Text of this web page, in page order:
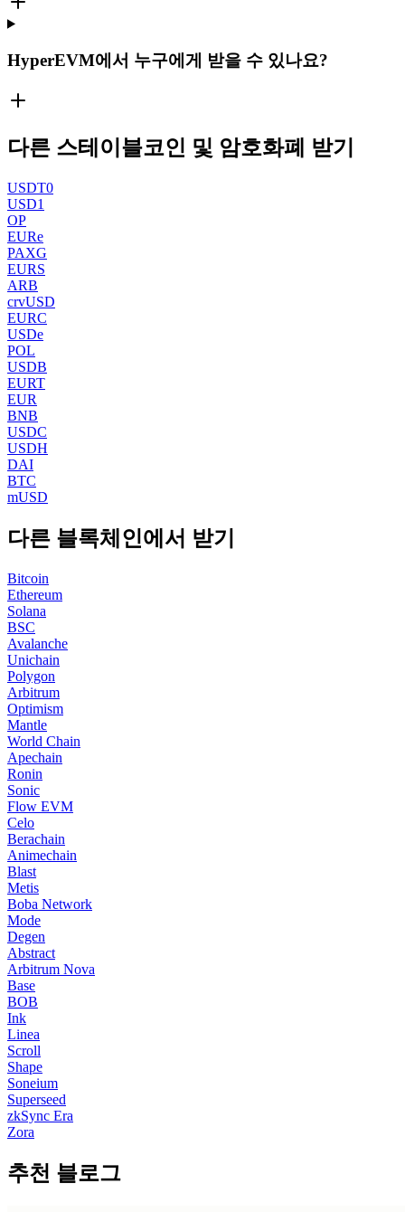
HyperEVM에서 누구에게 받을 수 있나요?
다른 스테이블코인 및 암호화폐 받기
USDT0
USD1
OP
EURe
PAXG
EURS
ARB
crvUSD
EURC
USDe
POL
USDB
EURT
EUR
BNB
USDC
USDH
DAI
BTC
mUSD
다른 블록체인에서 받기
Bitcoin
Ethereum
Solana
BSC
Avalanche
Unichain
Polygon
Arbitrum
Optimism
Mantle
World Chain
Apechain
Ronin
Sonic
Flow EVM
Celo
Berachain
Animechain
Blast
Metis
Boba Network
Mode
Degen
Abstract
Arbitrum Nova
Base
BOB
Ink
Linea
Scroll
Shape
Soneium
Superseed
zkSync Era
Zora
추천 블로그